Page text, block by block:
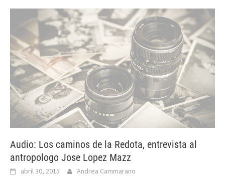
Audio: Los caminos de la Redota, entrevista al
antropologo Jose Lopez Mazz
abril 30, 2015 Andrea Cammarano